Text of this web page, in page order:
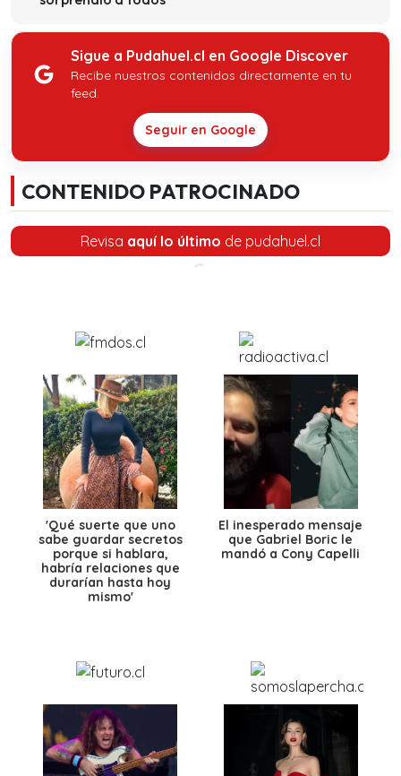
Sigue a Pudahuel.cl en Google Discover
Recibe nuestros contenidos directamente en tu
feed.
Seguir en Google
CONTENIDO PATROCINADO
Revisa aquí lo último de pudahuel.cl
'Qué suerte que uno
sabe guardar secretos
porque si hablara,
habría relaciones que
durarían hasta hoy
mismo'
El inesperado mensaje
que Gabriel Boric le
mandó a Cony Capelli